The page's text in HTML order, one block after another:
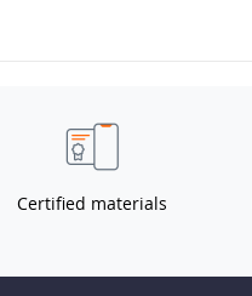
Certified materials